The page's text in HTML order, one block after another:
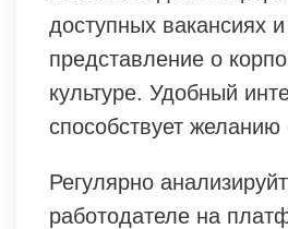
доступных вакансиях
представление о
культуре. Удобный
способствует желанию
Регулярно
работодателе на